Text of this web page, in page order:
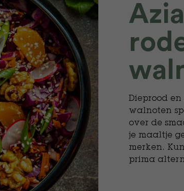
Dieprood
walnoten
over de
je maaltje
merken.
prima